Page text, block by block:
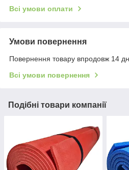
Всі умови оплати
Умови повернення
Повернення товару впродовж 14
Всі умови повернення
Подібні товари компанії